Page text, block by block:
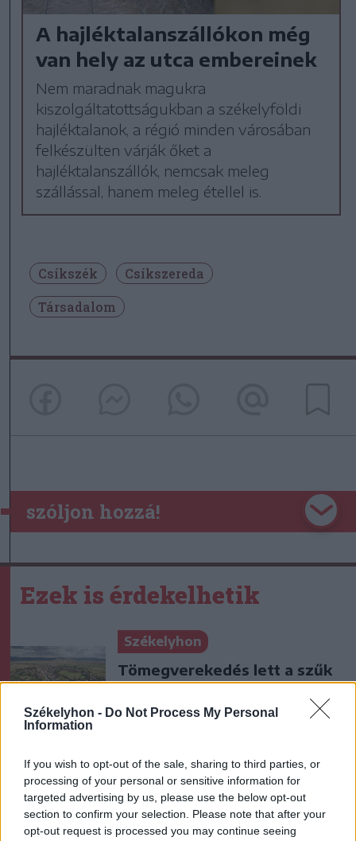
Székelyhon - Do Not Process My Personal
Information
If you wish to opt-out of the sale, sharing to third parties, or
processing of your personal or sensitive information for
targeted advertising by us, please use the below opt-out
section to confirm your selection. Please note that after your
opt-out request is processed you may continue seeing
A hajléktalanszállókon még
van hely az utca embereinek
Nem maradnak magukra
kiszolgáltatottságukban a székelyföldi
hajléktalanok, a régió minden városában
felkészülten várják őket a
hajléktalanszállók, nemcsak meleg
szállással, hanem meleg étellel is.
Csíkszék
Csíkszereda
Társadalom
szóljon hozzá!
Ezek is érdekelhetik
Székelyhon
Tömegverekedés lett a szűk
Csatószegen
Letartóztattak egy férfit, aki
hónapokon át létesített
szexuális kapcsolatot egy